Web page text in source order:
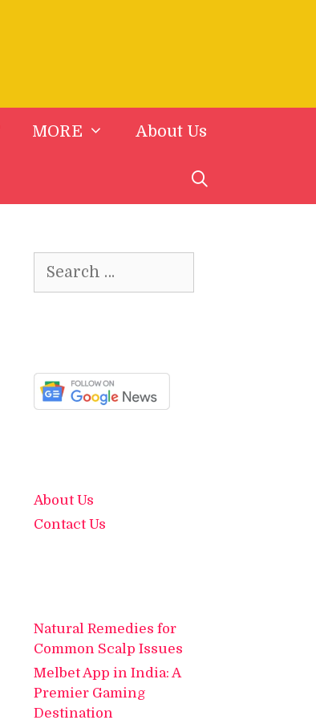
MORE About Us
for:
About Us
Contact Us
Natural Remedies for
Common Scalp Issues
Melbet App in India: A
Premier Gaming
Destination